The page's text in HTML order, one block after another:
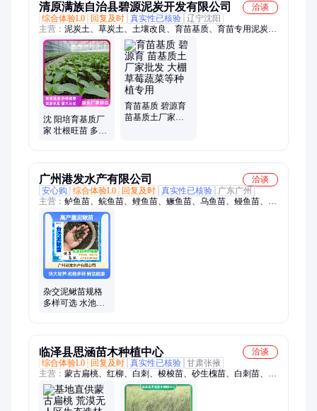
清原满族自治县碧源泥炭开发有限公司
洽谈
综合体验L0
回复及时 真实性已核验 辽宁沈阳
主营： 泥炭土、草炭土、土壤改良、育苗基质、育苗专用泥炭、
纤维泥炭、泥炭颗粒
沈 阳培育基质厂
家 壮根旺苗 多肉
育苗基质 碧源育
苗基质土厂家批
广州港发水产有限公司
洽谈
安心购
综合体验L0 回复及时 真实性已核验
广东广州
主营： 鲈鱼苗、鲩鱼苗、鲤鱼苗、鳜鱼苗、乌鱼苗、鳗鱼苗、锥
鱼苗、鲫鱼苗、生鱼苗、军鱼苗、龙虾苗、草鱼苗、刺鳅苗、黑
鱼苗、泥鳅苗、鲶鱼苗、鮰鱼苗、桂鱼苗、塘鲺鱼苗、叉尾鱼
苗、胭脂鱼苗、黄颡鱼苗、三间鱼苗、2021鲈鱼、鲈鱼收购
杂交泥鳅苗规格
多样可选 水池鱼
临泽县思涵苗木种植中心
洽谈
综合体验L0
回复及时 真实性已核验 甘肃张掖
主营： 蒙古扁桃、红柳、白刺、梭梭苗、砂生槐苗、白刺苗、沙
枣苗、黑枸杞苗、沙棘苗、红柳苗、白榆、花棒、柠条、沙棘、
四翅滨藜、圆冠榆、砂生槐、红柳种子、梭梭种子、垂榆、沙拐